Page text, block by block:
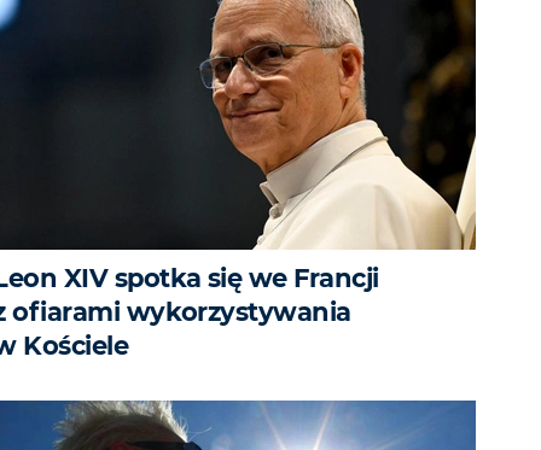
XIV spotka się we Francji
ofiarami wykorzystywania
Kościele